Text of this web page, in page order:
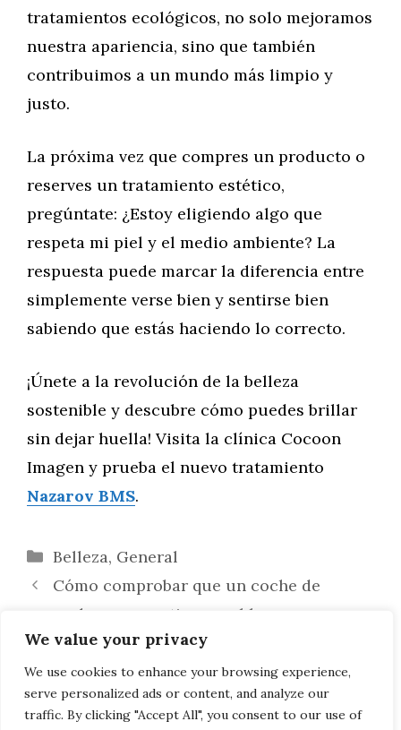
We value your privacy
We use cookies to enhance your browsing experience,
serve personalized ads or content, and analyze our
traffic. By clicking "Accept All", you consent to our use of
tratamientos ecológicos, no solo mejoramos
nuestra apariencia, sino que también
contribuimos a un mundo más limpio y
justo.
La próxima vez que compres un producto o
reserves un tratamiento estético,
pregúntate: ¿Estoy eligiendo algo que
respeta mi piel y el medio ambiente? La
respuesta puede marcar la diferencia entre
simplemente verse bien y sentirse bien
sabiendo que estás haciendo lo correcto.
¡Únete a la revolución de la belleza
sostenible y descubre cómo puedes brillar
sin dejar huella! Visita la clínica Cocoon
Imagen y prueba el nuevo tratamiento
Nazarov BMS.
Categorías
Belleza, General
Cómo comprobar que un coche de
segunda mano no tiene problemas
estructurales
Guía Definitiva 2025: Comprar un Coche
de Ocasión en Vic sin Riesgos